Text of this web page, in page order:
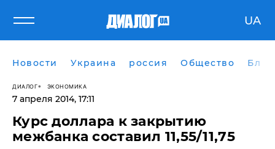
UA
Новости Украина россия Общество
ДИАЛОГ ЭКОНОМИКА
7 апреля 2014, 17:11
Курс доллара к закрытию
межбанка составил 11,55/11,75